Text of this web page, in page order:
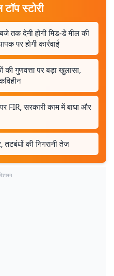
स्टोरी
तक देनी होगी मिड-डे मील की
पर होगी कार्रवाई
की गुणवत्ता पर बड़ा खुलासा,
FIR, सरकारी काम में बाधा और
तटबंधों की निगरानी तेज